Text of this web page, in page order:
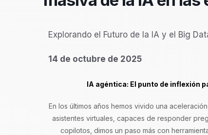
Explorando el Futuro de la IA y el Big
14 de octubre de 2025
IA agéntica: El punto de inflexión
En los últimos años hemos vivido una
asistentes virtuales, capaces de responder
copilotos, dimos un paso más con